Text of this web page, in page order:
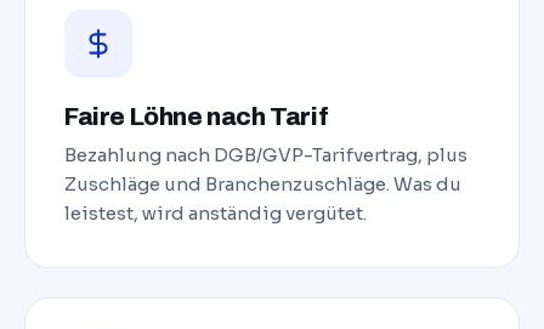
Faire Löhne nach Tarif
Bezahlung nach DGB/GVP-Tarifvertrag, plus
Zuschläge und Branchenzuschläge. Was du
leistest, wird anständig vergütet.